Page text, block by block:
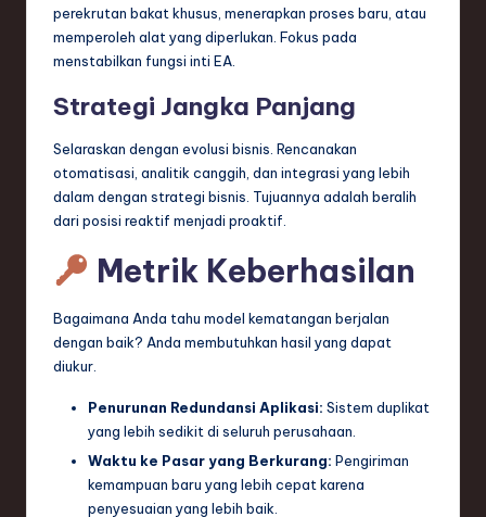
perekrutan bakat khusus, menerapkan proses baru, atau
memperoleh alat yang diperlukan. Fokus pada
menstabilkan fungsi inti EA.
Strategi Jangka Panjang
Selaraskan dengan evolusi bisnis. Rencanakan
otomatisasi, analitik canggih, dan integrasi yang lebih
dalam dengan strategi bisnis. Tujuannya adalah beralih
dari posisi reaktif menjadi proaktif.
Metrik Keberhasilan
Bagaimana Anda tahu model kematangan berjalan
dengan baik? Anda membutuhkan hasil yang dapat
diukur.
Penurunan Redundansi Aplikasi: Sistem duplikat
yang lebih sedikit di seluruh perusahaan.
Waktu ke Pasar yang Berkurang: Pengiriman
kemampuan baru yang lebih cepat karena
penyesuaian yang lebih baik.